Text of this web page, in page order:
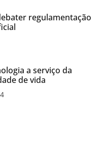
regulamentação
a serviço da
de vida